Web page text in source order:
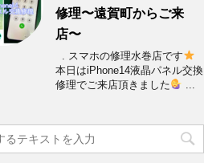
修理〜遠賀町からご来
店〜
. スマホの修理水巻店です
本日はiPhone14液晶パネル交換
修理でご来店頂きました
...